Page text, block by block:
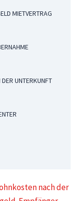
MIETVERTRAG
UNTERKUNFT
nach der